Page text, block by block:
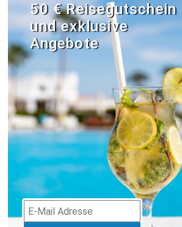
50 € Reisegutschein
und exklusive
Angebote